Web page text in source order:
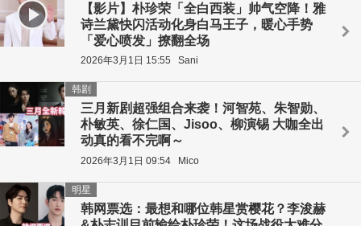
【影片】朴珍荣「全白西装」帅气空降！雅
诗兰黛快闪活动化身白马王子，暖心手势
「爱心喷发」撩翻全场
2026年3月1日 15:55 Sani
三月新剧超强组合来袭！河智苑、朱智勋、
朴敏英、徐仁国、Jisoo、柳演锡 大咖全出
动真的看不完啊～
韩剧
2026年3月1日 09:54 Mico
韩网票选：最想和哪位韩星赏樱花？李浚赫
明星